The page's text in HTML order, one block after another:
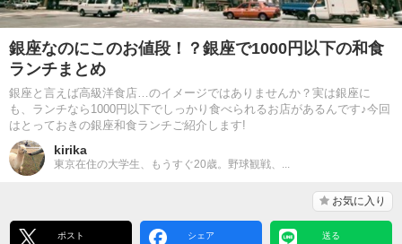
銀座なのにこのお値段！？銀座で1000円以下の和食
ランチまとめ
銀座と言えば高級洋食店…のイメージではありませんか？実は銀座に
も、ランチなら1000円以下でしっかり食べられるお店があるんです♪今回
はとっておきの銀座和食ランチご紹介します!
kirika
東京在住の大学生、もうすぐ20歳。野球観戦、...
お気に入り
ポスト シェア 送る